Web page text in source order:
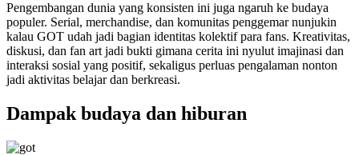
Pengembangan dunia yang konsisten ini juga ngaruh ke budaya
populer. Serial, merchandise, dan komunitas penggemar nunjukin
kalau GOT udah jadi bagian identitas kolektif para fans. Kreativitas,
diskusi, dan fan art jadi bukti gimana cerita ini nyulut imajinasi dan
interaksi sosial yang positif, sekaligus perluas pengalaman nonton
jadi aktivitas belajar dan berkreasi.
Dampak budaya dan hiburan